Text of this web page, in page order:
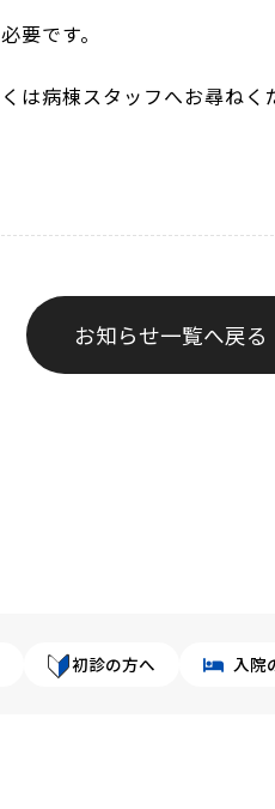
要です。
は病棟スタッフへお尋ねく
お知らせ一覧へ戻る
初診の方へ 入院